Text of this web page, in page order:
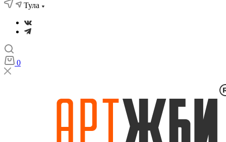
Тула
0